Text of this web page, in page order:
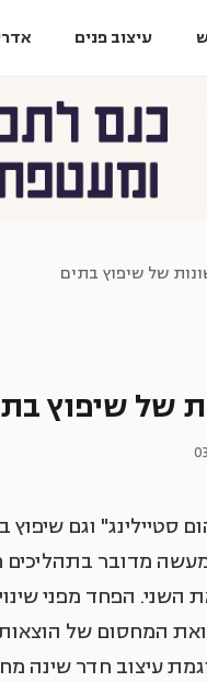
עיצוב פנים
של שיפוץ בתים
של שיפוץ
סטיילינג" וגם
מדובר
השני. הפחד מפני
ואת המחסום של
עיצוב חדר שינה